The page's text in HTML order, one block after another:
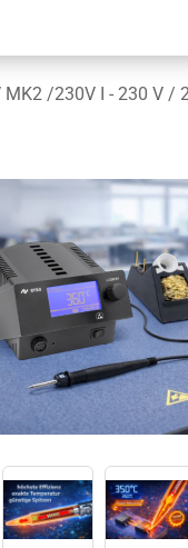
MK2 /230V I - 230 V /